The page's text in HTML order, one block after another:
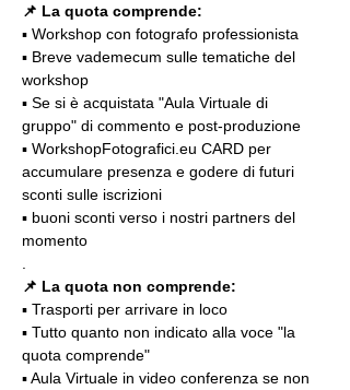
📌 La quota comprende:
▪️ Workshop con fotografo professionista
▪️ Breve vademecum sulle tematiche del
workshop
▪️ Se si è acquistata "Aula Virtuale di
gruppo" di commento e post-produzione
▪️ WorkshopFotografici.eu CARD per
accumulare presenza e godere di futuri
sconti sulle iscrizioni
▪️ buoni sconti verso i nostri partners del
momento
📌 La quota non comprende:
▪️ Trasporti per arrivare in loco
▪️ Tutto quanto non indicato alla voce "la
quota comprende"
▪️ Aula Virtuale in video conferenza se non